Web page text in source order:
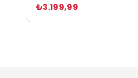
₺3.199,99